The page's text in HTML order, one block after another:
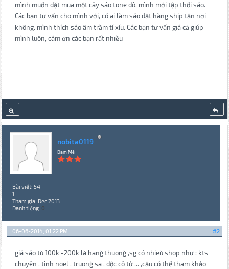
mình muốn đặt mua một cây sáo tone đô, mình mới tập thổi sáo.
Các bạn tư vấn cho mình với, có ai làm sáo đặt hàng ship tận nơi
không. mình thích sáo âm trầm tí xíu. Các bạn tư vấn giá cả giúp
mình luôn, cám ơn các bạn rất nhiều
nobita0119
Đam Mê
Bài viết: 54
1
Tham gia: Dec 2013
Danh tiếng: 0
#2
06-06-2014, 01:22 PM
giá sáo tu` 100k -200k la` hang` thuong` ,sg có nhieu` shop như : kts
chuyên , tinh noel , truong` sa , độc cô tử ... ,cậu có thể tham khảo